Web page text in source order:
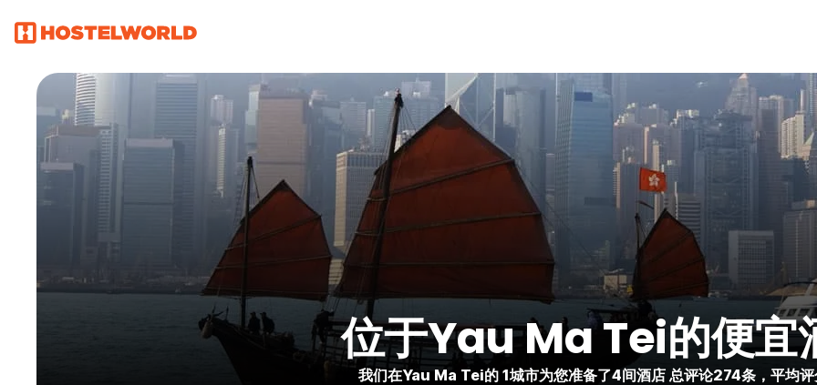
位于Yau Ma Tei的便宜
我们在Yau Ma Tei的 1城市为您准备了4间酒店 总评论274条，平均